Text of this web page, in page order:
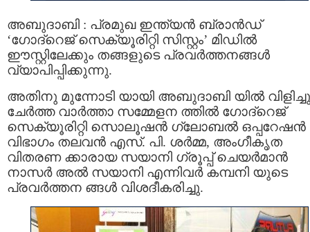
അബുദാബി : പ്രമുഖ ഇന്ത്യന്‍ ബ്രാന്‍ഡ്
‘ഗോദ്റെജ് സെക്യൂരിറ്റി സിസ്റ്റം’ മിഡില്‍
ഈസ്റ്റിലേക്കും തങ്ങളുടെ പ്രവര്‍ത്തനങ്ങള്‍
വ്യാപിപ്പിക്കുന്നു.
അതിനു മുന്നോടി യായി അബുദാബി യില്‍ വിളിച്ചു
ചേര്‍ത്ത വാര്‍ത്താ സമ്മേളന ത്തില്‍ ഗോദ്റെജ്
സെക്യൂരിറ്റി സൊലൂഷന്‍ ഗ്ലോബല്‍ ഒപ്പറേഷന്‍
വിഭാഗം തലവന്‍ എസ്. പി. ശര്‍മ്മ, അംഗീകൃത
വിതരണ ക്കാരായ സയാനി ഗ്രൂപ്പ് ചെയര്‍മാന്‍
നാസര്‍ അല്‍ സയാനി എന്നിവര്‍ കമ്പനി യുടെ
പ്രവര്‍ത്തന ങ്ങള്‍ വിശദീകരിച്ചു.